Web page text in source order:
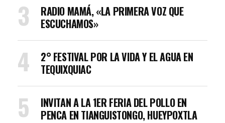
RADIO MAMÁ, «LA PRIMERA VOZ QUE
ESCUCHAMOS»
2° FESTIVAL POR LA VIDA Y EL AGUA EN
TEQUIXQUIAC
INVITAN A LA 1ER FERIA DEL POLLO EN
PENCA EN TIANGUISTONGO, HUEYPOXTLA